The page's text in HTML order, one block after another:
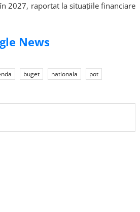
2027, raportat la situațiile financiare
News
buget nationala pot